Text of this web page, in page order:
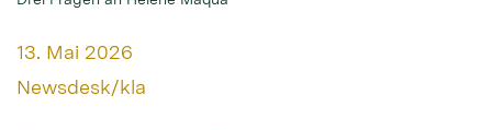
Datum:
13. Mai 2026
Von:
Newsdesk/kla